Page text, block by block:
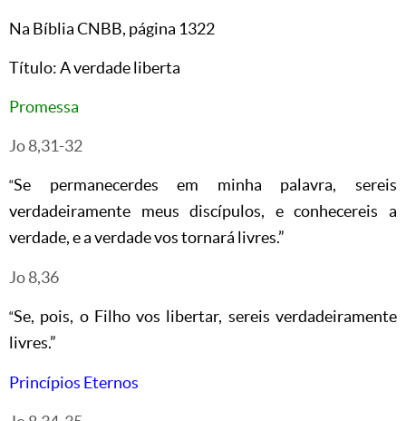
Na Bíblia CNBB, página 1322
Título: A verdade liberta
Promessa
Jo 8,31-32
“Se permanecerdes em minha palavra, sereis
verdadeiramente meus discípulos, e conhecereis a
verdade, e a verdade vos tornará livres.”
Jo 8,36
“Se, pois, o Filho vos libertar, sereis verdadeiramente
livres.”
Princípios Eternos